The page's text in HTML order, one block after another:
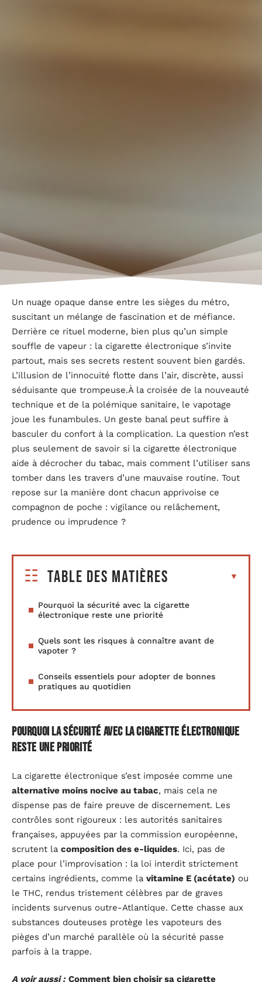
Un nuage opaque danse entre les sièges du métro,
suscitant un mélange de fascination et de méfiance.
Derrière ce rituel moderne, bien plus qu’un simple
souffle de vapeur : la cigarette électronique s’invite
partout, mais ses secrets restent souvent bien gardés.
L’illusion de l’innocuité flotte dans l’air, discrète, aussi
séduisante que trompeuse.À la croisée de la nouveauté
technique et de la polémique sanitaire, le vapotage
joue les funambules. Un geste banal peut suffire à
basculer du confort à la complication. La question n’est
plus seulement de savoir si la cigarette électronique
aide à décrocher du tabac, mais comment l’utiliser sans
tomber dans les travers d’une mauvaise routine. Tout
repose sur la manière dont chacun apprivoise ce
compagnon de poche : vigilance ou relâchement,
prudence ou imprudence ?
Table des matières
Pourquoi la sécurité avec la cigarette
électronique reste une priorité
Quels sont les risques à connaître avant de
vapoter ?
Conseils essentiels pour adopter de bonnes
pratiques au quotidien
Pourquoi la sécurité avec la cigarette électronique
reste une priorité
La cigarette électronique s’est imposée comme une
alternative moins nocive au tabac, mais cela ne
dispense pas de faire preuve de discernement. Les
contrôles sont rigoureux : les autorités sanitaires
françaises, appuyées par la commission européenne,
scrutent la composition des e-liquides. Ici, pas de
place pour l’improvisation : la loi interdit strictement
certains ingrédients, comme la vitamine E (acétate) ou
le THC, rendus tristement célèbres par de graves
incidents survenus outre-Atlantique. Cette chasse aux
substances douteuses protège les vapoteurs des
pièges d’un marché parallèle où la sécurité passe
parfois à la trappe.
A voir aussi : Comment bien choisir sa cigarette